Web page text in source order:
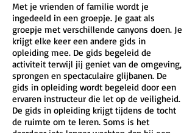
Met je vrienden of familie wordt je
ingedeeld in een groepje. Je gaat als
groepje met verschillende canyons doen. Je
krijgt elke keer een andere gids in
opleiding mee. De gids begeleid de
activiteit terwijl jij geniet van de omgeving,
sprongen en spectaculaire glijbanen. De
gids in opleiding wordt begeleid door een
ervaren instructeur die let op de veiligheid.
De gids in opleiding krijgt tijdens de tocht
de ruimte om te leren. Soms is het